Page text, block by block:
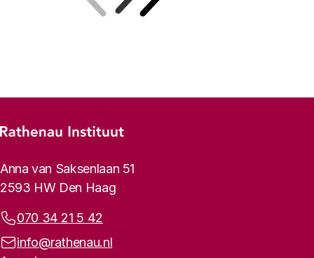
Footer-menu
Rathenau logo, naar de homepage
Contactinformatie
Anna van Saksenlaan 51
2593 HW Den Haag
Telefoonnummer:
070 34 21 5 42
E-mailadres:
info@rathenau.nl